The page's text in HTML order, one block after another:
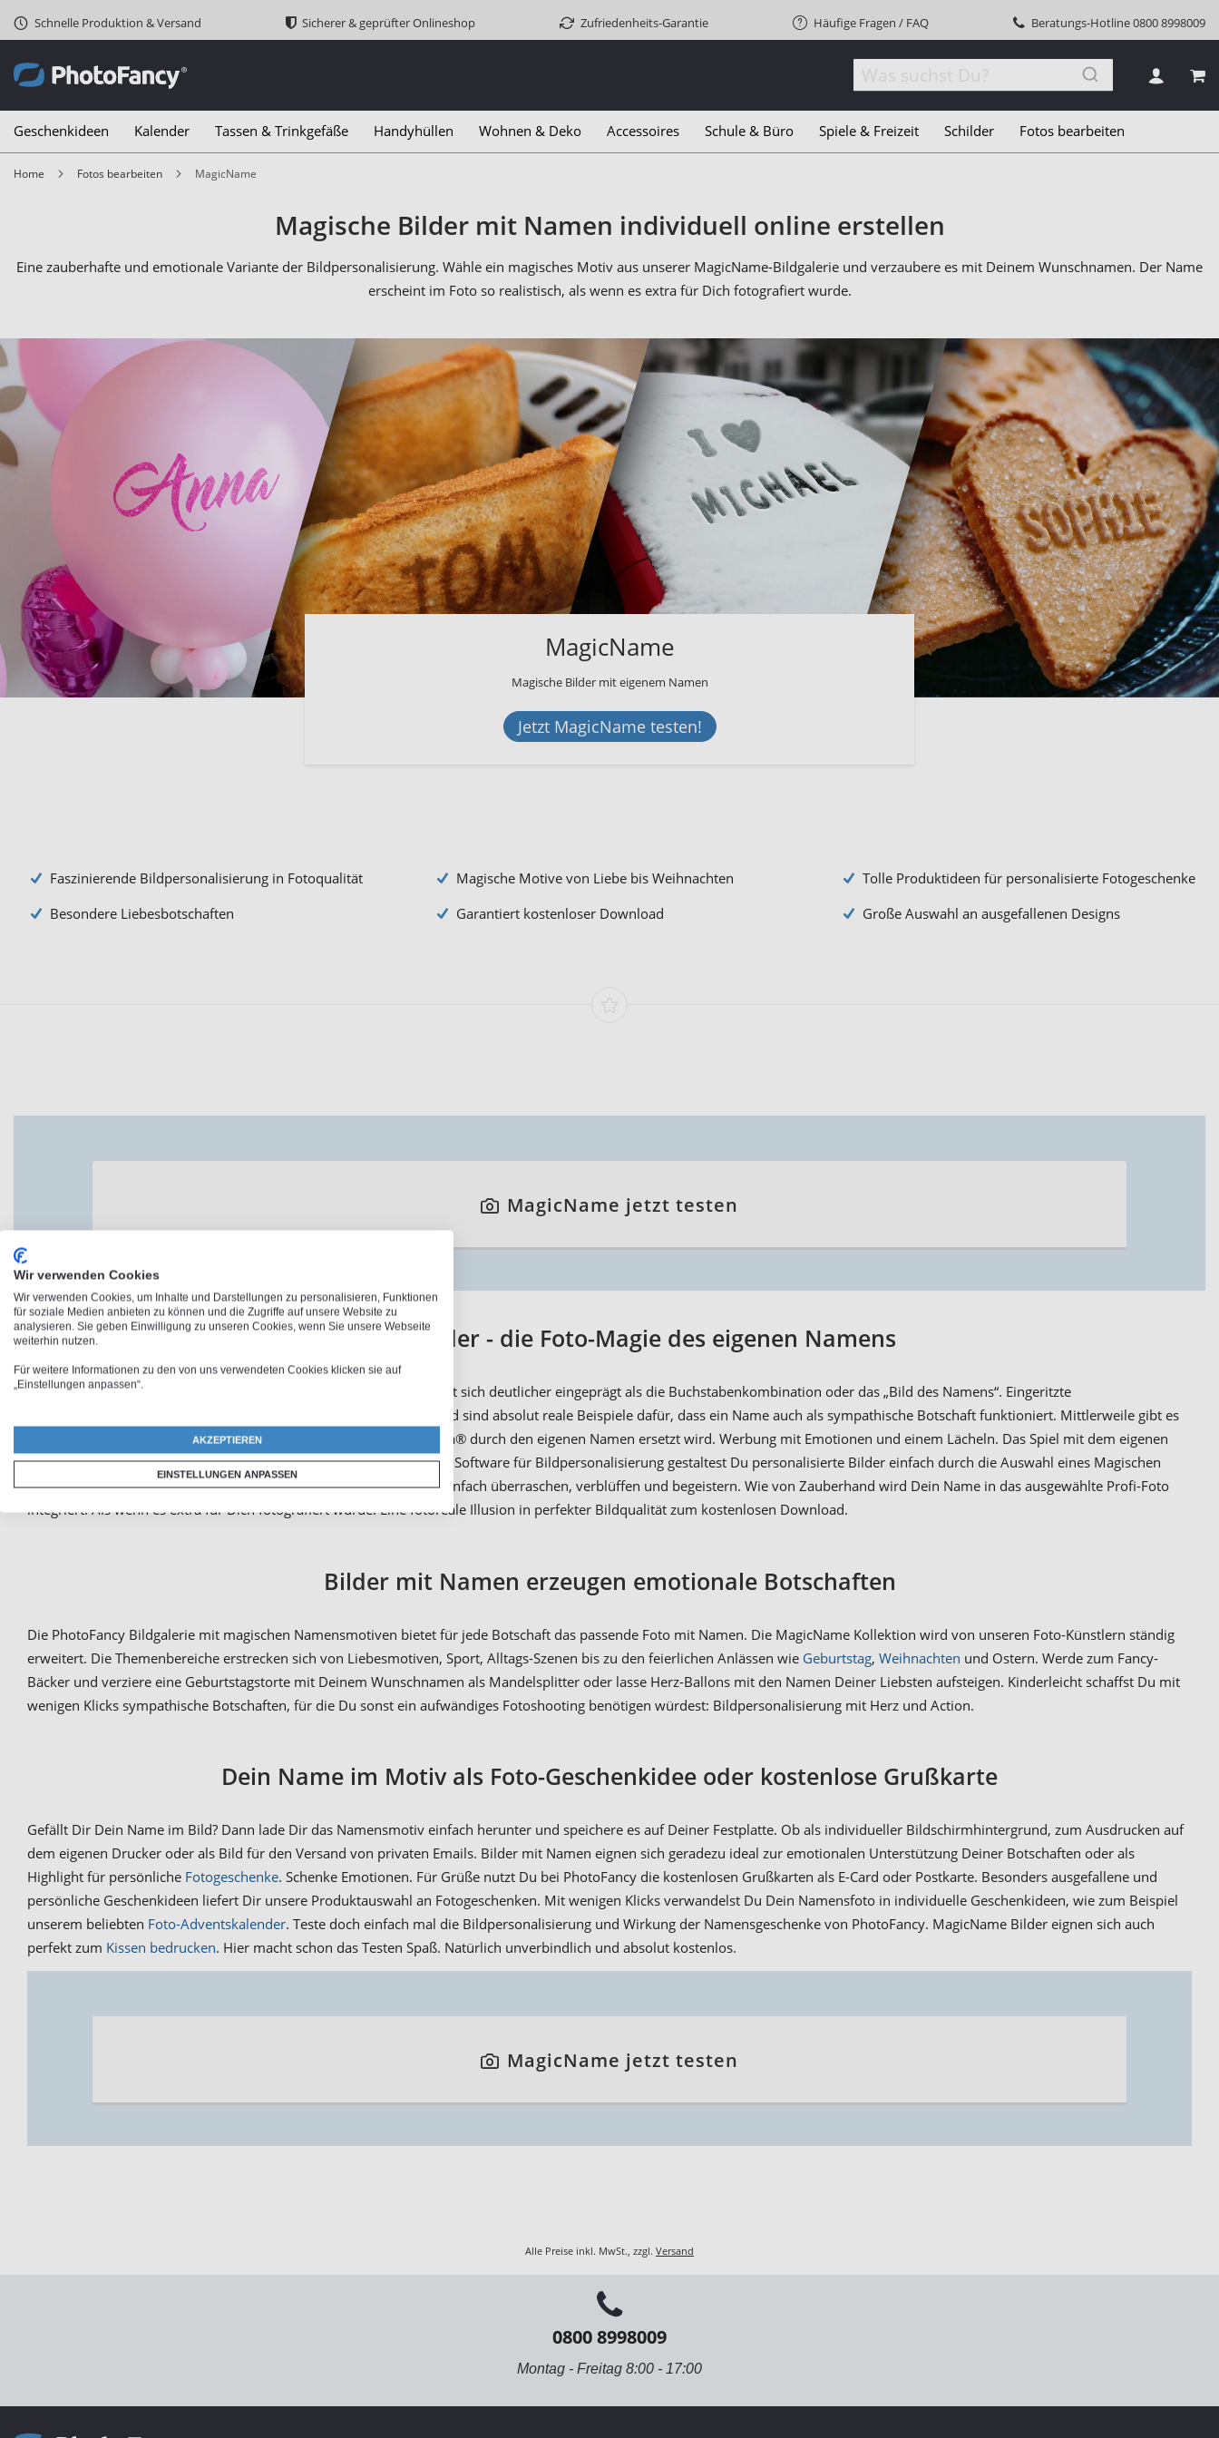
Schnelle Produktion & Versand Sicherer & geprüfter Onlineshop Zufriedenheits-Garantie Häufige Fragen / FAQ Beratungs-Hotline0800 8998009
Geschenkideen Kalender Tassen & Trinkgefäße Handyhüllen Wohnen & Deko Accessoires Schule & Büro Spiele & Freizeit Schilder Fotos bearbeiten
Home Fotos bearbeiten MagicName
Magische Bilder mit Namen individuell online erstellen
Eine zauberhafte und emotionale Variante der Bildpersonalisierung. Wähle ein magisches Motiv aus unserer MagicName-Bildgalerie und verzaubere es mit Deinem Wunschnamen. Der Name
erscheint im Foto so realistisch, als wenn es extra für Dich fotografiert wurde.
MagicName
Magische Bilder mit eigenem Namen
Jetzt MagicName testen!
Faszinierende Bildpersonalisierung in Fotoqualität
Besondere Liebesbotschaften
Magische Motive von Liebe bis Weihnachten
Garantiert kostenloser Download
Tolle Produktideen für personalisierte Fotogeschenke
Große Auswahl an ausgefallenen Designs
MagicName jetzt testen
Namensbilder - die Foto-Magie des eigenen Namens
Jeder ließt bevorzugt seinen eigenen Namen. Kaum ein Schriftzug hat sich deutlicher eingeprägt als die Buchstabenkombination oder das „Bild des Namens“. Eingeritzte
Liebesbekundungen in der Parkbank oder die Namenskürzel im Sand sind absolut reale Beispiele dafür, dass ein Name auch als sympathische Botschaft funktioniert. Mittlerweile gibt es
sogar Cola-Flaschen bei denen der Name in der Bild-Marke CocaCola® durch den eigenen Namen ersetzt wird. Werbung mit Emotionen und einem Lächeln. Das Spiel mit dem eigenen
Namen als personalisierte Werbestrategie. Mit Hilfe der PhotoFancy-Software für Bildpersonalisierung gestaltest Du personalisierte Bilder einfach durch die Auswahl eines Magischen
Namens-Motives und die Eingabe des Wunsch-Namens. Lass Dich einfach überraschen, verblüffen und begeistern. Wie von Zauberhand wird Dein Name in das ausgewählte Profi-Foto
integriert. Als wenn es extra für Dich fotografiert wurde. Eine fotoreale Illusion in perfekter Bildqualität zum kostenlosen Download.
Bilder mit Namen erzeugen emotionale Botschaften
Die PhotoFancy Bildgalerie mit magischen Namensmotiven bietet für jede Botschaft das passende Foto mit Namen. Die MagicName Kollektion wird von unseren Foto-Künstlern ständig
erweitert. Die Themenbereiche erstrecken sich von Liebesmotiven, Sport, Alltags-Szenen bis zu den feierlichen Anlässen wie Geburtstag, Weihnachten und Ostern. Werde zum Fancy-
Bäcker und verziere eine Geburtstagstorte mit Deinem Wunschnamen als Mandelsplitter oder lasse Herz-Ballons mit den Namen Deiner Liebsten aufsteigen. Kinderleicht schaffst Du mit
wenigen Klicks sympathische Botschaften, für die Du sonst ein aufwändiges Fotoshooting benötigen würdest: Bildpersonalisierung mit Herz und Action.
Dein Name im Motiv als Foto-Geschenkidee oder kostenlose Grußkarte
Gefällt Dir Dein Name im Bild? Dann lade Dir das Namensmotiv einfach herunter und speichere es auf Deiner Festplatte. Ob als individueller Bildschirmhintergrund, zum Ausdrucken auf
dem eigenen Drucker oder als Bild für den Versand von privaten Emails. Bilder mit Namen eignen sich geradezu ideal zur emotionalen Unterstützung Deiner Botschaften oder als
Highlight für persönliche Fotogeschenke. Schenke Emotionen. Für Grüße nutzt Du bei PhotoFancy die kostenlosen Grußkarten als E-Card oder Postkarte. Besonders ausgefallene und
persönliche Geschenkideen liefert Dir unsere Produktauswahl an Fotogeschenken. Mit wenigen Klicks verwandelst Du Dein Namensfoto in individuelle Geschenkideen, wie zum Beispiel
unserem beliebten Foto-Adventskalender. Teste doch einfach mal die Bildpersonalisierung und Wirkung der Namensgeschenke von PhotoFancy. MagicName Bilder eignen sich auch
perfekt zum Kissen bedrucken. Hier macht schon das Testen Spaß. Natürlich unverbindlich und absolut kostenlos.
MagicName jetzt testen
Alle Preise inkl. MwSt., zzgl. Versand
0800 8998009
Montag - Freitag 8:00 - 17:00
Wir verwenden Cookies
Wir verwenden Cookies, um Inhalte und Darstellungen zu personalisieren, Funktionen
für soziale Medien anbieten zu können und die Zugriffe auf unsere Website zu
analysieren. Sie geben Einwilligung zu unseren Cookies, wenn Sie unsere Webseite
weiterhin nutzen.
Für weitere Informationen zu den von uns verwendeten Cookies klicken sie auf
„Einstellungen anpassen“.
AKZEPTIEREN
EINSTELLUNGEN ANPASSEN